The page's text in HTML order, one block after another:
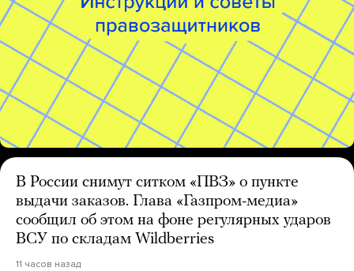
В России снимут ситком «ПВЗ» о пункте
выдачи заказов. Глава «Газпром-медиа»
сообщил об этом на фоне регулярных ударов
ВСУ по складам Wildberries
11 часов назад